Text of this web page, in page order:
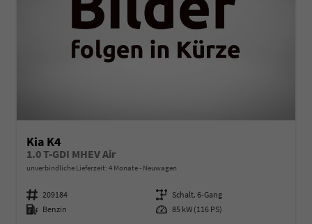
Kia K4
1.0 T-GDI MHEV Air
unverbindliche Lieferzeit: 4 Monate Neuwagen
Fahrzeugnummer 209184 Getriebe Schalt. 6-Gang
Kraftstoff Benzin Leistung 85 kW (116 PS)